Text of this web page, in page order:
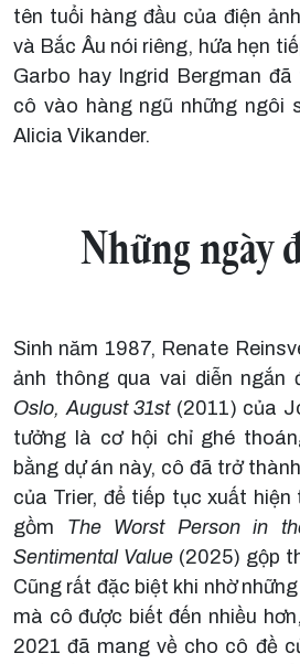
tên tuổi hàng đầu của điện
và Bắc Âu nói riêng, hứa hẹn
Garbo hay Ingrid Bergman
cô vào hàng ngũ những ngôi
Alicia Vikander.
Những ngày
Sinh năm 1987, Renate
ảnh thông qua vai diễn ngắn
Oslo, August 31st(2011) của
tưởng là cơ hội chỉ ghé
bằng dự án này, cô đã trở
của Trier, để tiếp tục xuất
gồm The Worst Person in
Sentimental Value (2025) gộp
Cũng rất đặc biệt khi nhờ
mà cô được biết đến nhiều
2021 đã mang về cho cô đề